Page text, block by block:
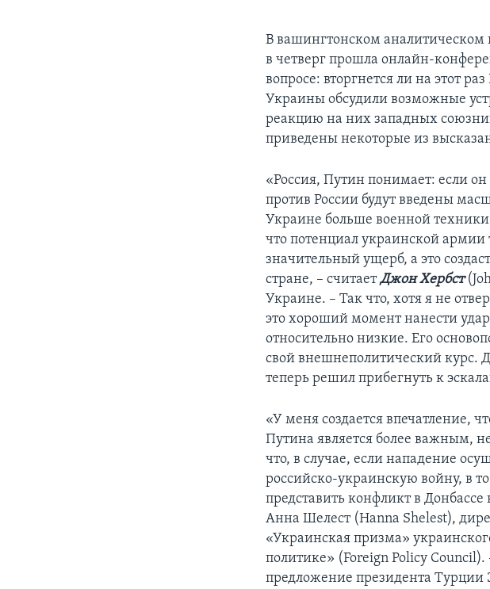
В вашингтонском аналитическом
в четверг прошла онлайн-
вопросе: вторгнется ли на этот
Украины обсудили возможные
реакцию на них западных
приведены некоторые из
«Россия, Путин понимает: если
против России будут введены
Украине больше военной техники
что потенциал украинской армии
значительный ущерб, а это
стране, – считаетДжон Хербст
Украине. – Так что, хотя я не
это хороший момент нанести
относительно низкие. Его
свой внешнеполитический курс.
теперь решил прибегнуть к
«У меня создается впечатление,
Путина является более важным,
что, в случае, если нападение
российско-украинскую войну, в
представить конфликт в
Анна Шелест (Hanna Shelest),
«Украинская призма»
политике» (Foreign Policy
предложение президента Турции